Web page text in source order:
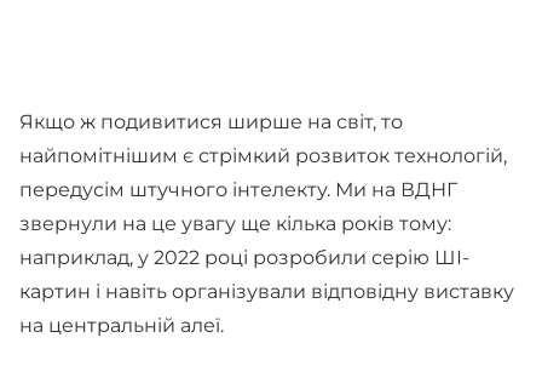
Якщо ж подивитися ширше на світ, то
найпомітнішим є стрімкий розвиток технологій,
передусім штучного інтелекту. Ми на ВДНГ
звернули на це увагу ще кілька років тому:
наприклад, у 2022 році розробили серію ШІ-
картин і навіть організували відповідну виставку
на центральній алеї.